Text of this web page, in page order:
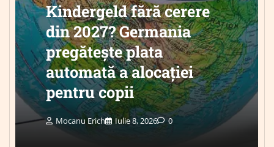
Kindergeld fără cerere
din 2027? Germania
pregătește plata
automată a alocației
pentru copii
Mocanu Erich Iulie 8, 2026 0